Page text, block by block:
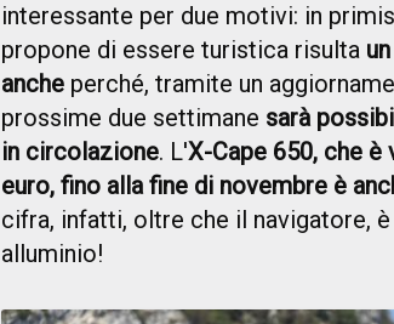
interessante per due motivi: in
propone di essere turistica risulta
anche perché, tramite un
prossime due settimane sarà
in circolazione. L'X-Cape 650, che è
euro, fino alla fine di novembre è
cifra, infatti, oltre che il navigatore,
alluminio!